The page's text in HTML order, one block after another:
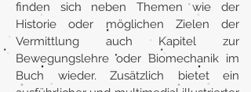
finden sich neben Themen wie der
Historie oder möglichen Zielen der
Vermittlung auch Kapitel zur
Bewegungslehre oder Biomechanik im
Buch wieder. Zusätzlich bietet ein